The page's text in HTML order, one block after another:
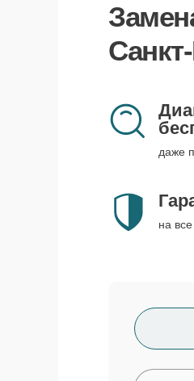
даже
на